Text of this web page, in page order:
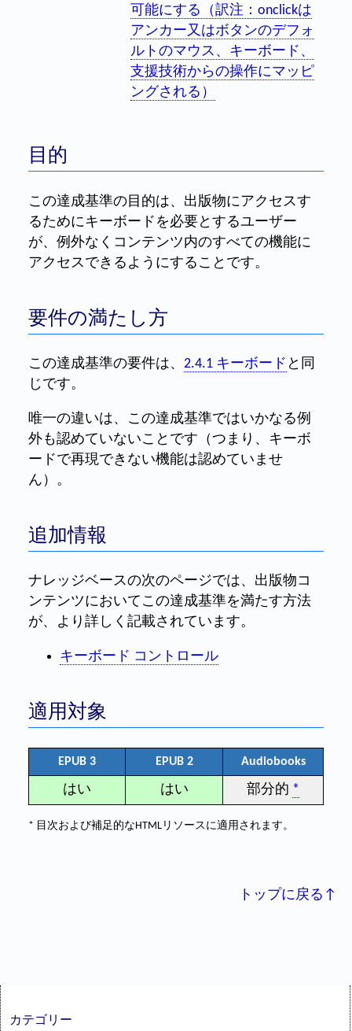
可能にする（訳注：onclickは
アンカー又はボタンのデフォ
ルトのマウス、キーボード、
支援技術からの操作にマッピ
ングされる）
目的
この達成基準の目的は、出版物にアクセスす
るためにキーボードを必要とするユーザー
が、例外なくコンテンツ内のすべての機能に
アクセスできるようにすることです。
要件の満たし方
この達成基準の要件は、 2.4.1 キーボード と同
じです。
唯一の違いは、この達成基準ではいかなる例
外も認めていないことです（つまり、キーボ
ードで再現できない機能は認めていませ
ん）。
追加情報
ナレッジベースの次のページでは、出版物コ
ンテンツにおいてこの達成基準を満たす方法
が、より詳しく記載されています。
キーボード コントロール
適用対象
EPUB 3 EPUB 2 Audiobooks
はい はい 部分的 *
* 目次および補足的なHTMLリソースに適用されます。
トップに戻る↑
カテゴリー